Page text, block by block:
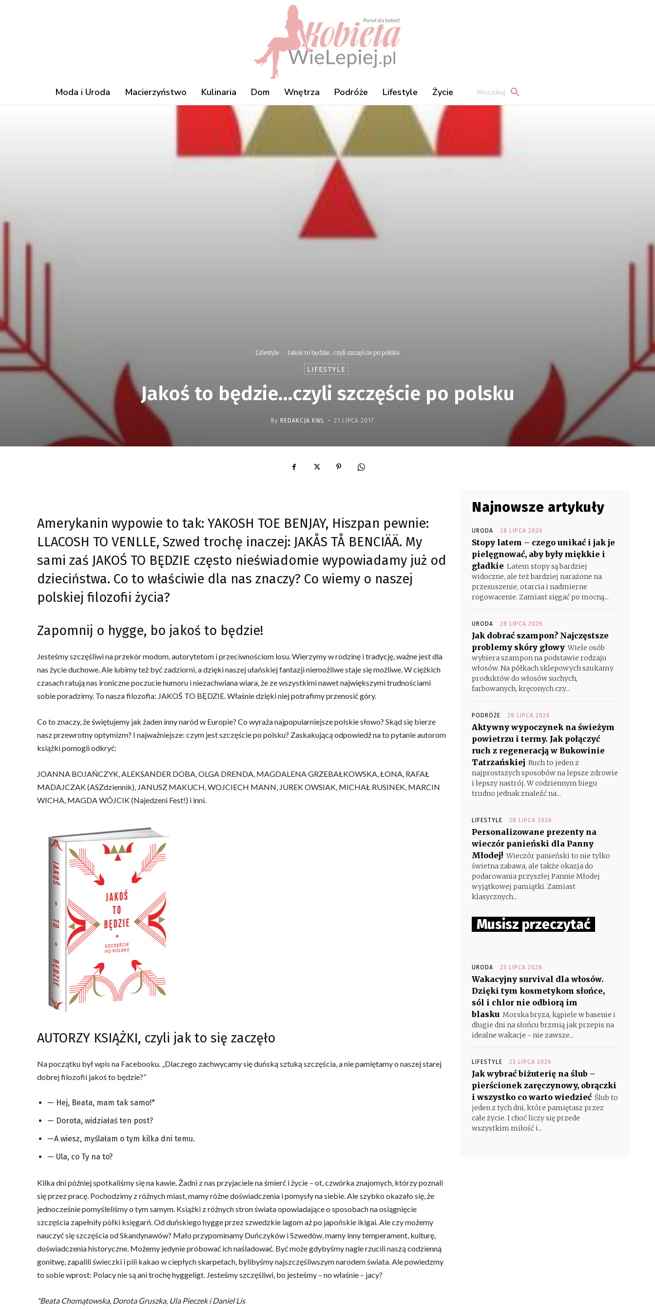
Moda i Uroda Macierzyństwo Kulinaria Dom Wnętrza Podróże Lifestyle Życie Wyszukaj
Lifestyle Jakoś to będzie...czyli szczęście po polsku
LIFESTYLE
Jakoś to będzie…czyli szczęście po polsku
By REDAKCJA KWL - 21 LIPCA 2017
Amerykanin wypowie to tak: YAKOSH TOE BENJAY, Hiszpan pewnie:
LLACOSH TO VENLLE, Szwed trochę inaczej: JAKÅS TÅ BENCIÄÄ. My
sami zaś JAKOŚ TO BĘDZIE często nieświadomie wypowiadamy już od
dzieciństwa. Co to właściwie dla nas znaczy? Co wiemy o naszej
polskiej filozofii życia?
Zapomnij o hygge, bo jakoś to będzie!
Jesteśmy szczęśliwi na przekór modom, autorytetom i przeciwnościom losu. Wierzymy w rodzinę i tradycję, ważne jest dla
nas życie duchowe. Ale lubimy też być zadziorni, a dzięki naszej ułańskiej fantazji niemożliwe staje się możliwe. W ciężkich
czasach ratują nas ironiczne poczucie humoru i niezachwiana wiara, że ze wszystkimi nawet największymi trudnościami
sobie poradzimy. To nasza filozofia: JAKOŚ TO BĘDZIE. Właśnie dzięki niej potrafimy przenosić góry.
Co to znaczy, że świętujemy jak żaden inny naród w Europie? Co wyraża najpopularniejsze polskie słowo? Skąd się bierze
nasz przewrotny optymizm? I najważniejsze: czym jest szczęście po polsku? Zaskakującą odpowiedź na to pytanie autorom
książki pomogli odkryć:
JOANNA BOJAŃCZYK, ALEKSANDER DOBA, OLGA DRENDA, MAGDALENA GRZEBAŁKOWSKA, ŁONA, RAFAŁ
MADAJCZAK (ASZdziennik), JANUSZ MAKUCH, WOJCIECH MANN, JUREK OWSIAK, MICHAŁ RUSINEK, MARCIN
WICHA, MAGDA WÓJCIK (Najedzeni Fest!) i inni.
AUTORZY KSIĄŻKI, czyli jak to się zaczęło
Na początku był wpis na Facebooku. „Dlaczego zachwycamy się duńską sztuką szczęścia, a nie pamiętamy o naszej starej
dobrej filozofii jakoś to będzie?”
— Hej, Beata, mam tak samo!*
— Dorota, widziałaś ten post?
—A wiesz, myślałam o tym kilka dni temu.
— Ula, co Ty na to?
Kilka dni później spotkaliśmy się na kawie. Żadni z nas przyjaciele na śmierć i życie – ot, czwórka znajomych, którzy poznali
się przez pracę. Pochodzimy z różnych miast, mamy różne doświadczenia i pomysły na siebie. Ale szybko okazało się, że
jednocześnie pomyśleliśmy o tym samym. Książki z różnych stron świata opowiadające o sposobach na osiągnięcie
szczęścia zapełniły półki księgarń. Od duńskiego hygge przez szwedzkie lagom aż po japońskie ikigai. Ale czy możemy
nauczyć się szczęścia od Skandynawów? Mało przypominamy Duńczyków i Szwedów, mamy inny temperament, kulturę,
doświadczenia historyczne. Możemy jedynie próbować ich naśladować. Być może gdybyśmy nagle rzucili naszą codzienną
gonitwę, zapalili świeczki i pili kakao w ciepłych skarpetach, bylibyśmy najszczęśliwszym narodem świata. Ale powiedzmy
to sobie wprost: Polacy nie są ani trochę hyggeligt. Jesteśmy szczęśliwi, bo jesteśmy – no właśnie – jacy?
*Beata Chomątowska, Dorota Gruszka, Ula Pieczek i Daniel Lis
Najnowsze artykuły
URODA 28 LIPCA 2026
Stopy latem – czego unikać i jak je
pielęgnować, aby były miękkie i
gładkie Latem stopy są bardziej
widoczne, ale też bardziej narażone na
przesuszenie, otarcia i nadmierne
rogowacenie. Zamiast sięgać po mocną...
URODA 28 LIPCA 2026
Jak dobrać szampon? Najczęstsze
problemy skóry głowy Wiele osób
wybiera szampon na podstawie rodzaju
włosów. Na półkach sklepowych szukamy
produktów do włosów suchych,
farbowanych, kręconych czy...
PODRÓŻE 28 LIPCA 2026
Aktywny wypoczynek na świeżym
powietrzu i termy. Jak połączyć
ruch z regeneracją w Bukowinie
Tatrzańskiej Ruch to jeden z
najprostszych sposobów na lepsze zdrowie
i lepszy nastrój. W codziennym biegu
trudno jednak znaleźć na...
LIFESTYLE 28 LIPCA 2026
Personalizowane prezenty na
wieczór panieński dla Panny
Młodej! Wieczór panieński to nie tylko
świetna zabawa, ale także okazja do
podarowania przyszłej Pannie Młodej
wyjątkowej pamiątki. Zamiast
klasycznych...
Musisz przeczytać
URODA 23 LIPCA 2026
Wakacyjny survival dla włosów.
Dzięki tym kosmetykom słońce,
sól i chlor nie odbiorą im
blasku Morska bryza, kąpiele w basenie i
długie dni na słońcu brzmią jak przepis na
idealne wakacje - nie zawsze...
LIFESTYLE 23 LIPCA 2026
Jak wybrać biżuterię na ślub –
pierścionek zaręczynowy, obrączki
i wszystko co warto wiedzieć Ślub to
jeden z tych dni, które pamiętasz przez
całe życie. I choć liczy się przede
wszystkim miłość i...